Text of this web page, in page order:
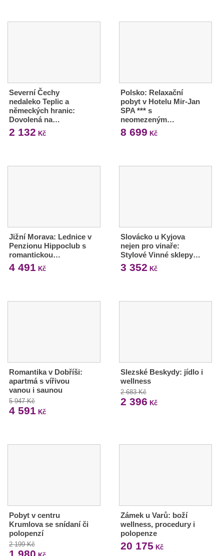
Severní Čechy
nedaleko Teplic a
německých hranic:
Dovolená na…
2 132 Kč
Polsko: Relaxační
pobyt v Hotelu Mir-Jan
SPA *** s
neomezeným…
8 699 Kč
Jižní Morava: Lednice v
Penzionu Hippoclub s
romantickou…
4 491 Kč
Slovácko u Kyjova
nejen pro vinaře:
Stylové Vinné sklepy…
3 352 Kč
Romantika v Dobříši:
apartmá s vířivou
vanou i saunou
5 947 Kč
4 591 Kč
Slezské Beskydy: jídlo i
wellness
2 683 Kč
2 396 Kč
Pobyt v centru
Krumlova se snídaní či
polopenzí
2 199 Kč
1 980
Zámek u Varů: boží
wellness, procedury i
polopenze
20 175 Kč